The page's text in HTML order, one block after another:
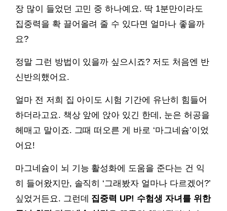
장 많이 들었던 고민 중 하나예요. 딱 1분만이라도
집중력을 확 끌어올려 줄 수 있다면 얼마나 좋을까
요?
정말 그런 방법이 있을까 싶으시죠? 저도 처음엔 반
신반의했어요.
얼마 전 저희 집 아이도 시험 기간에 유난히 힘들어
하더라고요. 책상 앞에 앉아 있긴 한데, 눈은 허공을
헤매고 말이죠. 그때 떠오른 게 바로 ‘마그네슘’이었
어요!
마그네슘이 뇌 기능 활성화에 도움을 준다는 건 익
히 들어왔지만, 솔직히 ‘그래봤자 얼마나 다르겠어?’
싶었거든요. 그런데 집중력 UP! 수험생 자녀를 위한